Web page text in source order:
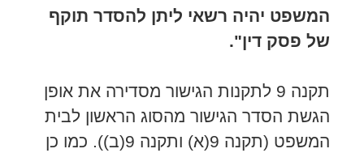
המשפט יהיה רשאי ליתן להסדר תוקף
של פסק דין".
תקנה 9 לתקנות הגישור מסדירה את אופן
הגשת הסדר הגישור מהסוג הראשון לבית
המשפט (תקנה 9(א) ותקנה 9(ב)). כמו כן